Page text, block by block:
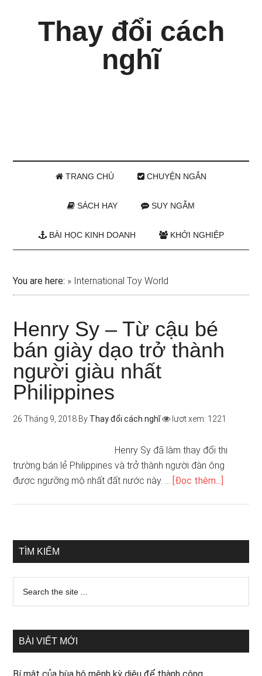
Thay đổi cách
nghĩ
TRANG CHỦ CHUYỆN NGẮN
SÁCH HAY SUY NGẪM
BÀI HỌC KINH DOANH KHỞI NGHIỆP
You are here: » International Toy World
Henry Sy – Từ cậu bé
bán giày dạo trở thành
người giàu nhất
Philippines
26 Tháng 9, 2018 By Thay đổi cách nghĩ lượt xem: 1221
Henry Sy đã làm thay đổi thị
trường bán lẻ Philippines và trở thành người đàn ông
được ngưỡng mộ nhất đất nước này. … [Đọc thêm...]
TÌM KIẾM
BÀI VIẾT MỚI